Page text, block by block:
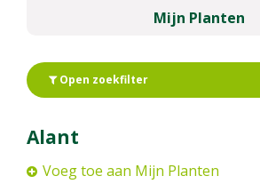
Mijn Planten
Open zoekfilter
Alant
Voeg toe aan Mijn Planten